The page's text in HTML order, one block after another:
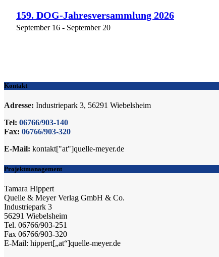
159. DOG-Jahresversammlung 2026
September 16 - September 20
Kontakt
Adresse: Industriepark 3, 56291 Wiebelsheim
Tel: 06766/903-140
Fax: 06766/903-320
E-Mail: kontakt["at"]quelle-meyer.de
Projektmanagement
Tamara Hippert
Quelle & Meyer Verlag GmbH & Co.
Industriepark 3
56291 Wiebelsheim
Tel. 06766/903-251
Fax 06766/903-320
E-Mail: hippert[„at“]quelle-meyer.de